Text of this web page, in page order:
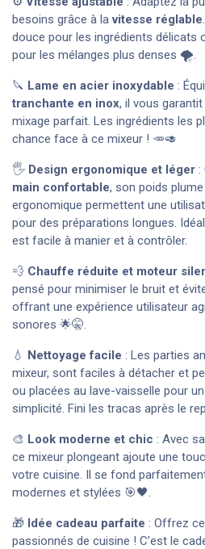
besoins grâce à lavitesse réglable
douce pour les ingrédients délicats
pour les mélanges plus denses 🌪️.
🔪 Lame en acier inoxydable :
tranchante en inox, il vous
mixage parfait. Les ingrédients les
chance face à ce mixeur ! 🥕🥑
🖐️ Design ergonomique et léger :
main confortable, son poids
ergonomique permettent une
pour des préparations longues.
est facile à manier et à contrôler.
💨 Chauffe réduite et moteur
pensé pour minimiser le bruit et
offrant une expérience utilisateur
sonores 🌟🤫.
💧 Nettoyage facile : Les parties
mixeur, sont faciles à détacher et
ou placées au lave-vaisselle pour
simplicité. Fini les tracas après le
🎨 Look moderne et chic : Avec
ce mixeur plongeant ajoute une
votre cuisine. Il se fond
modernes et stylées 🎯🖤.
🎁 Idée cadeau parfaite : Offrez
passionnés de cuisine ! C’est le